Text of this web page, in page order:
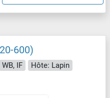
600)
WB, IF
Hôte: Lapin